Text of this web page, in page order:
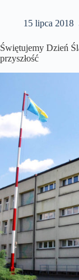
15 lipca 2018
Świętujemy Dzień
przyszłość